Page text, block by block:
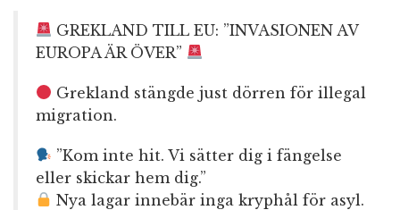
GREKLAND TILL EU: ”INVASIONEN AV
EUROPA ÄR ÖVER”
Grekland stängde just dörren för illegal
migration.
”Kom inte hit. Vi sätter dig i fängelse
eller skickar hem dig.”
Nya lagar innebär inga kryphål för asyl.